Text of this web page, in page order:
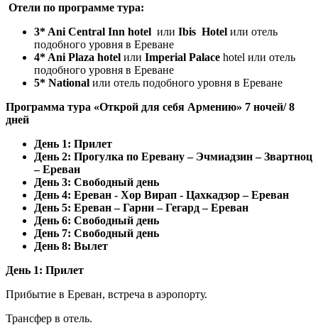
Отели по программе тура:
3* Ani Central Inn hotel или Ibis Hotel или отель
подобного уровня в Ереване
4* Ani Plaza hotel или Imperial Palace hotel или отель
подобного уровня в Ереване
5* National или отель подобного уровня в Ереване
Программа тура «Открой для себя Армению» 7 ночей/ 8
дней
День 1: Прилет
День 2: Прогулка по Еревану – Эчмиадзин – Звартноц
– Ереван
День 3: Свободный день
День 4: Ереван - Хор Вирап - Цахкадзор – Ереван
День 5: Ереван – Гарни – Гегард – Ереван
День 6: Свободный день
День 7: Свободный день
День 8: Вылет
День 1: Прилет
Прибытие в Ереван, встреча в аэропорту.
Трансфер в отель.